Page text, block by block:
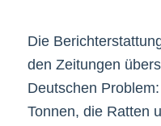
Die
den Zeitungen
Deutschen
Tonnen, die Ratten